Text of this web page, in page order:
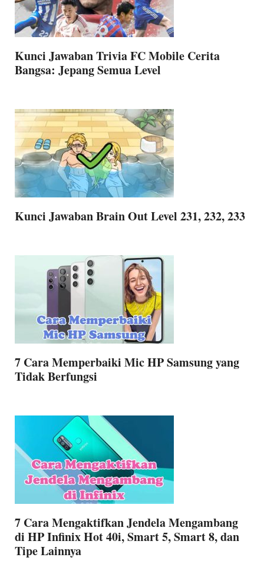
Kunci Jawaban Trivia FC Mobile Cerita
Bangsa: Jepang Semua Level
Kunci Jawaban Brain Out Level 231, 232, 233
7 Cara Memperbaiki Mic HP Samsung yang
Tidak Berfungsi
7 Cara Mengaktifkan Jendela Mengambang
di HP Infinix Hot 40i, Smart 5, Smart 8, dan
Tipe Lainnya